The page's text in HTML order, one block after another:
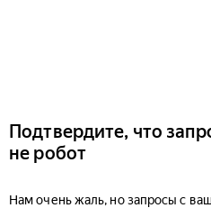
Подтвердите, что
не робот
Нам очень жаль, но запросы с